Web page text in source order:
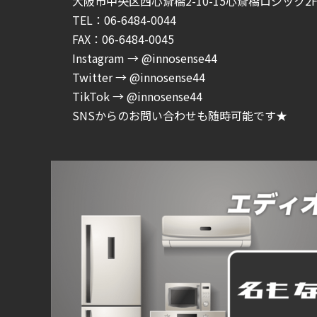
TEL：06-6484-0044
FAX：06-6484-0045
Instagram → @innosense44
Twitter → @innosense44
TikTok → @innosense44
SNSからのお問い合わせも随時可能です★